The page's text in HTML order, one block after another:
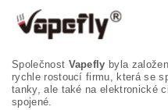
Společnost Vapefly byla
rychle rostoucí firmu, která se
tanky, ale také na elektronické
spojené.